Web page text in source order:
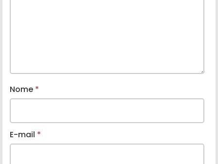
Nome *
E-mail *